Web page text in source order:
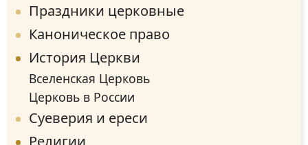
Праздники церковные
Каноническое право
История Церкви
Вселенская Церковь
Церковь в России
Суеверия и ереси
Религии